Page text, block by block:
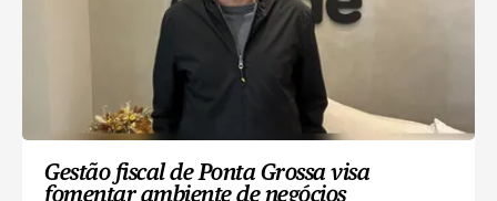
Gestão fiscal de Ponta Grossa visa
fomentar ambiente de negócios